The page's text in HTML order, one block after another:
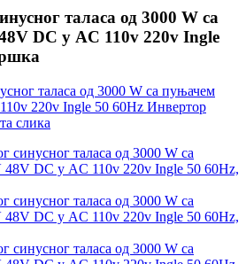
таласа од 3000 W са
DC у AC 110v 220v Ingle